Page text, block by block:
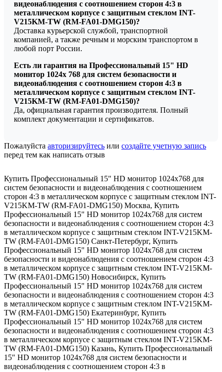
видеонаблюдения с соотношением сторон 4:3 в
металлическом корпусе с защитным стеклом INT-
V215KM-TW (RM-FA01-DMG150)?
Доставка курьерской службой, транспортной
компанией, а также речным и морским транспортом в
любой порт России.
Есть ли гарантия на Профессиональный 15" HD
монитор 1024х 768 для систем безопасности и
видеонаблюдения с соотношением сторон 4:3 в
металлическом корпусе с защитным стеклом INT-
V215KM-TW (RM-FA01-DMG150)?
Да, официальная гарантия производителя. Полный
комплект документации и сертификатов.
Пожалуйста авторизируйтесь или создайте учетную запись
перед тем как написать отзыв
Купить Профессиональный 15" HD монитор 1024х768 для
систем безопасности и видеонаблюдения с соотношением
сторон 4:3 в металлическом корпусе с защитным стеклом INT-
V215KM-TW (RM-FA01-DMG150) Москва, Купить
Профессиональный 15" HD монитор 1024х768 для систем
безопасности и видеонаблюдения с соотношением сторон 4:3
в металлическом корпусе с защитным стеклом INT-V215KM-
TW (RM-FA01-DMG150) Санкт-Петербург, Купить
Профессиональный 15" HD монитор 1024х768 для систем
безопасности и видеонаблюдения с соотношением сторон 4:3
в металлическом корпусе с защитным стеклом INT-V215KM-
TW (RM-FA01-DMG150) Новосибирск, Купить
Профессиональный 15" HD монитор 1024х768 для систем
безопасности и видеонаблюдения с соотношением сторон 4:3
в металлическом корпусе с защитным стеклом INT-V215KM-
TW (RM-FA01-DMG150) Екатеринбург, Купить
Профессиональный 15" HD монитор 1024х768 для систем
безопасности и видеонаблюдения с соотношением сторон 4:3
в металлическом корпусе с защитным стеклом INT-V215KM-
TW (RM-FA01-DMG150) Казань, Купить Профессиональный
15" HD монитор 1024х768 для систем безопасности и
видеонаблюдения с соотношением сторон 4:3 в